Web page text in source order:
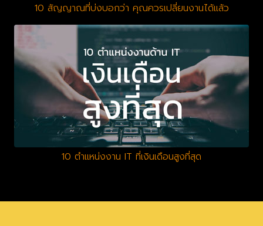
10 สัญญาณที่บ่งบอกว่า คุณควรเปลี่ยนงานได้แล้ว
10 ตำแหน่งงาน IT ที่เงินเดือนสูงที่สุด